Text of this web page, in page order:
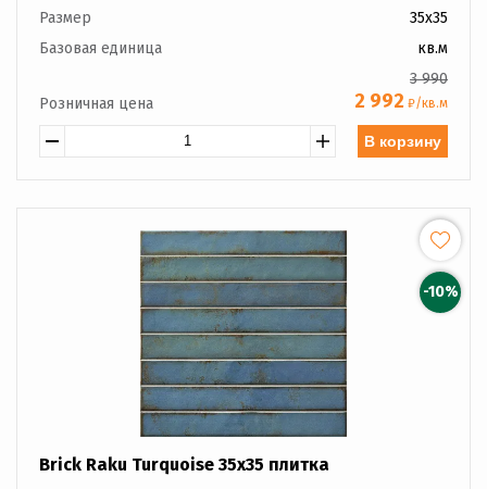
Размер
35x35
Базовая единица
кв.м
Розничная цена
3 990
2 992 ₽/кв.м
В корзину
-10%
Brick Raku Turquoise 35x35 плитка